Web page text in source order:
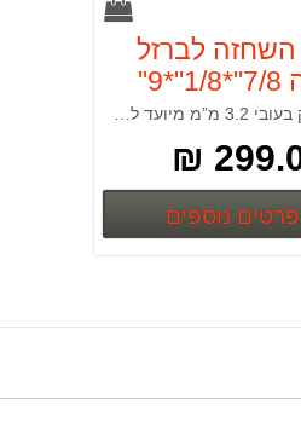
השחזה לברזל
ופלדה 7/8"*1/8"*9"
50 י"ח
חיתוך בדיסק בעובי 3.2 מ”מ מיועד לחיתוכים לאפליקציות שונות עם יציבות גבוהה. משמש לפרופילים, צינורות וקונסטרוקציות ברזל. הדיסקים תוצרת איטליה, מאושרים OSA לשימוש במשחזות זווית*
פרטים נוספים